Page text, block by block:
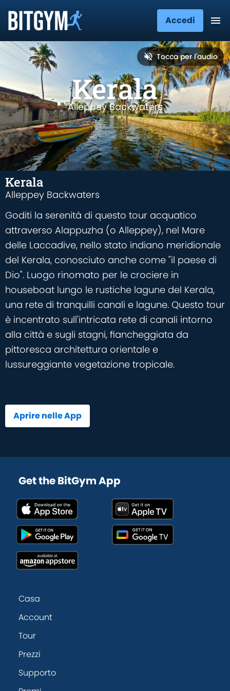
Accedi
Tocca per l'audio
Kerala
Alleppey Backwaters
Kerala
Alleppey Backwaters
Goditi la serenità di questo tour acquatico
attraverso Alappuzha (o Alleppey), nel Mare
delle Laccadive, nello stato indiano meridionale
del Kerala, conosciuto anche come "il paese di
Dio". Luogo rinomato per le crociere in
houseboat lungo le rustiche lagune del Kerala,
una rete di tranquilli canali e lagune. Questo tour
è incentrato sull'intricata rete di canali intorno
alla città e sugli stagni, fiancheggiata da
pittoresca architettura orientale e
lussureggiante vegetazione tropicale.
Aprire nelle App
Get the BitGym App
Casa
Account
Tour
Prezzi
Supporto